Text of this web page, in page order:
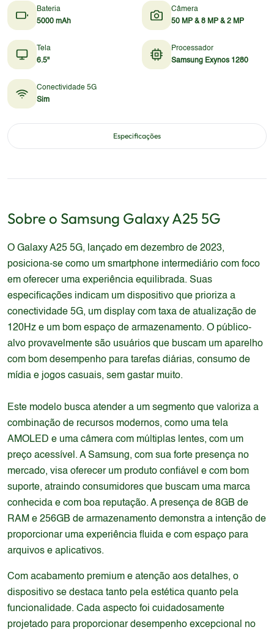
Bateria
5000 mAh
Câmera
50 MP & 8 MP & 2 MP
Tela
6.5"
Processador
Samsung Exynos 1280
Conectividade 5G
Sim
Especificações
Sobre o Samsung Galaxy A25 5G
O Galaxy A25 5G, lançado em dezembro de 2023,
posiciona-se como um smartphone intermediário com foco
em oferecer uma experiência equilibrada. Suas
especificações indicam um dispositivo que prioriza a
conectividade 5G, um display com taxa de atualização de
120Hz e um bom espaço de armazenamento. O público-
alvo provavelmente são usuários que buscam um aparelho
com bom desempenho para tarefas diárias, consumo de
mídia e jogos casuais, sem gastar muito.
Este modelo busca atender a um segmento que valoriza a
combinação de recursos modernos, como uma tela
AMOLED e uma câmera com múltiplas lentes, com um
preço acessível. A Samsung, com sua forte presença no
mercado, visa oferecer um produto confiável e com bom
suporte, atraindo consumidores que buscam uma marca
conhecida e com boa reputação. A presença de 8GB de
RAM e 256GB de armazenamento demonstra a intenção de
proporcionar uma experiência fluida e com espaço para
arquivos e aplicativos.
Com acabamento premium e atenção aos detalhes, o
dispositivo se destaca tanto pela estética quanto pela
funcionalidade. Cada aspecto foi cuidadosamente
projetado para proporcionar desempenho excepcional no